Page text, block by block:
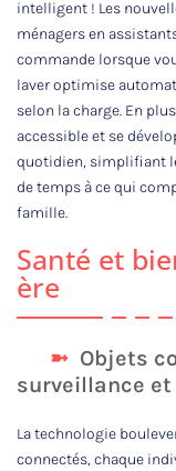
intelligent ! Les
ménagers en
commande lorsque
laver optimise
selon la charge. En
accessible et se
quotidien, simplifiant
de temps à ce qui
famille.
Santé et
ère
Objets
surveillance
La technologie
connectés, chaque